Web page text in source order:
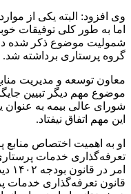
وی افزود: البته یکی از
اما به طور کلی توفیقات
گروه پرستاری برداشته شد.
معاون توسعه و مدیریت
موضوع مهم دیگر تبیین
شورای عالی بیمه به عنوان
این مهم اتفاق نیفتاد.
او به اهمیت اختصاص منابع
تعرفه‌گذاری خدمات
قانون تعرفه‌گذاری خدمات